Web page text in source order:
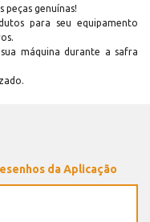
peças genuínas!
para seu equipamento
máquina durante a safra
da Aplicação